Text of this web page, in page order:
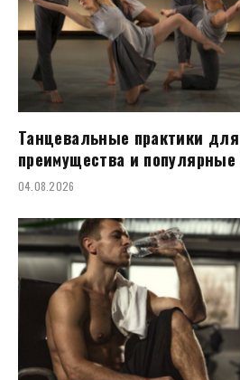
Танцевальные практики
преимущества и
04.08.2026